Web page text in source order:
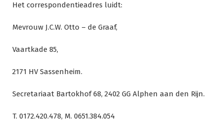
Het correspondentieadres luidt:
Mevrouw J.C.W. Otto – de Graaf,
Vaartkade 85,
2171 HV Sassenheim.
Secretariaat Bartokhof 68, 2402 GG Alphen aan den Rijn.
T. 0172.420.478, M. 0651.384.054